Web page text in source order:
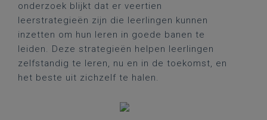
onderzoek blijkt dat er veertien
leerstrategieën zijn die leerlingen kunnen
inzetten om hun leren in goede banen te
leiden. Deze strategieën helpen leerlingen
zelfstandig te leren, nu en in de toekomst, en
het beste uit zichzelf te halen.